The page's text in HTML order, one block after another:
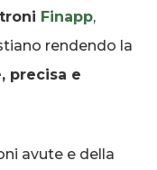
Finapp,
rendendo la
precisa e
avute e della